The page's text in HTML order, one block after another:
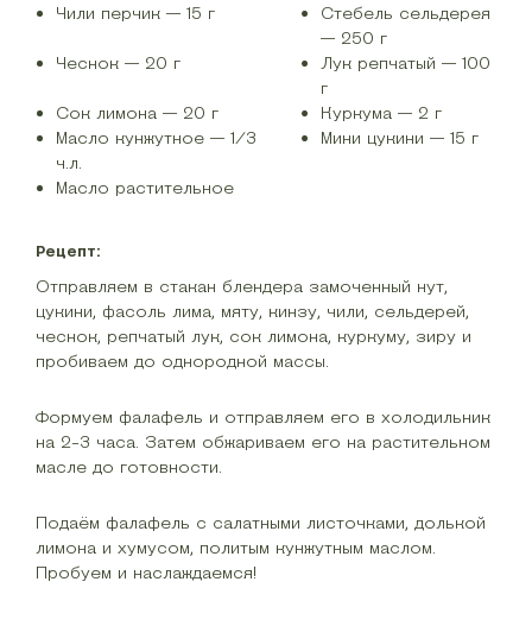
Чили перчик — 15 г
Стебель сельдерея
— 250 г
Чеснок — 20 г
Лук репчатый — 100
г
Сок лимона — 20 г
Куркума — 2 г
Масло кунжутное — 1/3
ч.л.
Мини цукини — 15 г
Масло растительное
Рецепт:
Отправляем в стакан блендера замоченный нут,
цукини, фасоль лима, мяту, кинзу, чили, сельдерей,
чеснок, репчатый лук, сок лимона, куркуму, зиру и
пробиваем до однородной массы.
Формуем фалафель и отправляем его в холодильник
на 2-3 часа. Затем обжариваем его на растительном
масле до готовности.
Подаём фалафель с салатными листочками, долькой
лимона и хумусом, политым кунжутным маслом.
Пробуем и наслаждаемся!